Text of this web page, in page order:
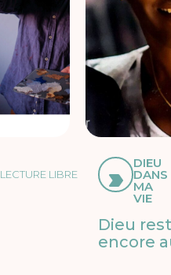
LECTURE LIBRE
DIEU
DANS
MA
VIE
Dieu
encore